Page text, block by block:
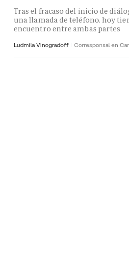
Tras el fracaso del inicio de
una llamada de teléfono, hoy
encuentro entre ambas partes
Ludmila Vinogradoff Corresponsal en